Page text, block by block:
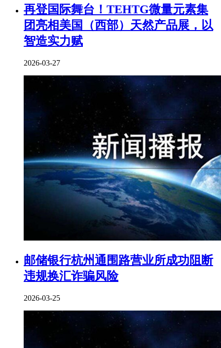
再登国际舞台！TEHTG微量元素集
团亮相美国（西部）天然产品展，以
智造实力赋
2026-03-27
邮储银行杭州通围路营业所成功阻断
违规换汇诈骗风险
2026-03-25